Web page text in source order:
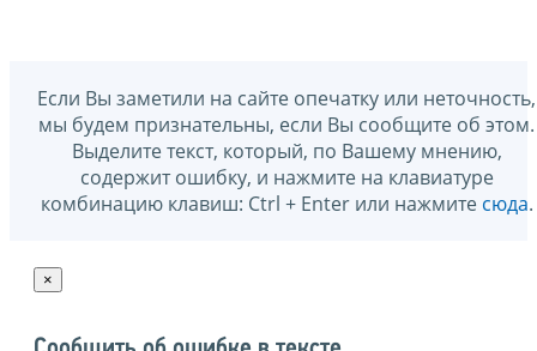
Если Вы заметили на сайте опечатку или неточность,
мы будем признательны, если Вы сообщите об этом.
Выделите текст, который, по Вашему мнению,
содержит ошибку, и нажмите на клавиатуре
комбинацию клавиш: Ctrl + Enter или нажмите сюда.
×